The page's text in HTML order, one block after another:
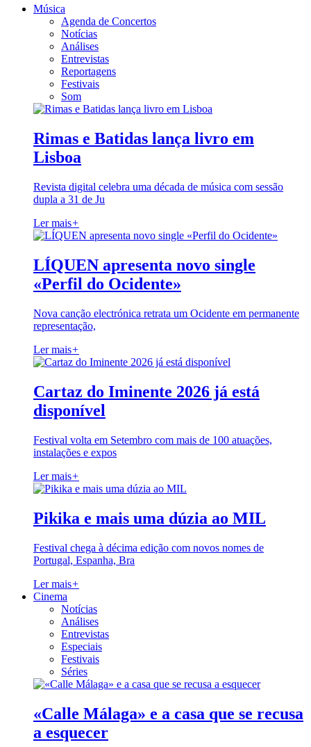
Música
Agenda de Concertos
Notícias
Análises
Entrevistas
Reportagens
Festivais
Som
Rimas e Batidas lança livro em
Lisboa
Revista digital celebra uma década de música com sessão
dupla a 31 de Ju
Ler mais+
LÍQUEN apresenta novo single
«Perfil do Ocidente»
Nova canção electrónica retrata um Ocidente em permanente
representação,
Ler mais+
Cartaz do Iminente 2026 já está
disponível
Festival volta em Setembro com mais de 100 atuações,
instalações e expos
Ler mais+
Pikika e mais uma dúzia ao MIL
Festival chega à décima edição com novos nomes de
Portugal, Espanha, Bra
Ler mais+
Cinema
Notícias
Análises
Entrevistas
Especiais
Festivais
Séries
«Calle Málaga» e a casa que se recusa
a esquecer